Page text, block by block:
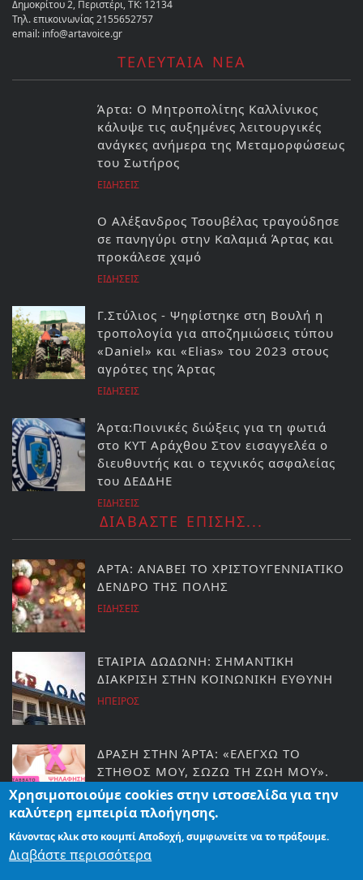
Δημοκρίτου 2, Περιστέρι, ΤΚ: 12134
Τηλ. επικοινωνίας 2155652757
email: info@artavoice.gr
ΤΕΛΕΥΤΑΙΑ ΝΕΑ
Άρτα: Ο Μητροπολίτης Καλλίνικος
κάλυψε τις αυξημένες λειτουργικές
ανάγκες ανήμερα της Μεταμορφώσεως
του Σωτήρος
ΕΙΔΗΣΕΙΣ
Ο Αλέξανδρος Τσουβέλας τραγούδησε
σε πανηγύρι στην Καλαμιά Άρτας και
προκάλεσε χαμό
ΕΙΔΗΣΕΙΣ
Γ.Στύλιος - Ψηφίστηκε στη Βουλή η
τροπολογία για αποζημιώσεις τύπου
«Daniel» και «Elias» του 2023 στους
αγρότες της Άρτας
ΕΙΔΗΣΕΙΣ
Άρτα:Ποινικές διώξεις για τη φωτιά
στο ΚΥΤ Αράχθου Στον εισαγγελέα ο
διευθυντής και ο τεχνικός ασφαλείας
του ΔΕΔΔΗΕ
ΕΙΔΗΣΕΙΣ
ΔΙΑΒΑΣΤΕ ΕΠΙΣΗΣ...
ΑΡΤΑ: ΑΝΑΒΕΙ ΤΟ ΧΡΙΣΤΟΥΓΕΝΝΙΑΤΙΚΟ
ΔΕΝΔΡΟ ΤΗΣ ΠΟΛΗΣ
ΕΙΔΗΣΕΙΣ
ΕΤΑΙΡΙΑ ΔΩΔΩΝΗ: ΣΗΜΑΝΤΙΚΗ
ΔΙΑΚΡΙΣΗ ΣΤΗΝ ΚΟΙΝΩΝΙΚΗ ΕΥΘΥΝΗ
ΗΠΕΙΡΟΣ
ΔΡΑΣΗ ΣΤΗΝ ΆΡΤΑ: «ΕΛΕΓΧΩ ΤΟ
ΣΤΗΘΟΣ ΜΟΥ, ΣΩΖΩ ΤΗ ΖΩΗ ΜΟΥ».
ΕΙΔΗΣΕΙΣ
Το πολυβραβευμένο έργο του Simon
StephenΤ στα Ιωάννινα
Χρησιμοποιούμε cookies στην ιστοσελίδα για την
καλύτερη εμπειρία πλοήγησης.
Κάνοντας κλικ στο κουμπί Αποδοχή, συμφωνείτε να το πράξουμε.
Διαβάστε περισσότερα